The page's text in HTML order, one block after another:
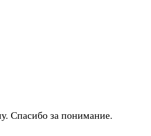
Спасибо за понимание.